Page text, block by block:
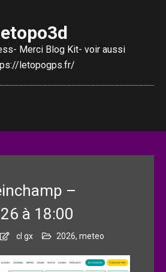
Merci Blog Kit- voir aussi
letopogps.fr/
–
à 18:00
cl gx 2026, meteo